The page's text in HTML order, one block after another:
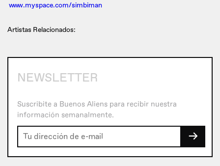
www.myspace.com/simbiman
Artistas Relacionados:
NEWSLETTER
Suscribite a Buenos Aliens para recibir nuestra
información semanalmente.
→